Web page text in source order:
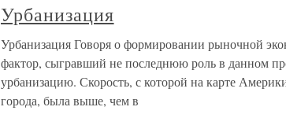
Урбанизация
Урбанизация Говоря о формировании рыночной
фактор, сыгравший не последнюю роль в данном
урбанизацию. Скорость, с которой на карте
города, была выше, чем в